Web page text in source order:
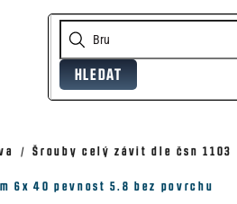
HLEDAT
Šrouby celý závit dle čsn 1103
6x 40 pevnost 5.8 bez povrchu